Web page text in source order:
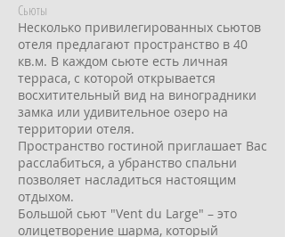
Сьюты
Несколько привилегированных сьютов
отеля предлагают пространство в 40
кв.м. В каждом сьюте есть личная
терраса, с которой открывается
восхитительный вид на виноградники
замка или удивительное озеро на
территории отеля.
Пространство гостиной приглашает Вас
расслабиться, а убранство спальни
позволяет насладиться настоящим
отдыхом.
Большой сьют "Vent du Large" – это
олицетворение шарма, который